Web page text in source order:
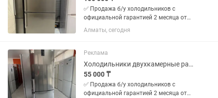
✅ Продажа б/у холодильников с
официальной гарантией 2 месяца от
магазина и мастера с более чем 10
летним опытом работы. Все
Цены от 50000 в зависимости от
модели...
Алматы, сегодня
Реклама
Холодильники двухкамерные разные
55 000 ₸
✅ Продажа б/у холодильников с
официальной гарантией 2 месяца от